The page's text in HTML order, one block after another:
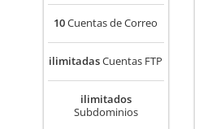
10Cuentas de Correo
ilimitadasCuentas FTP
ilimitados
Subdominios